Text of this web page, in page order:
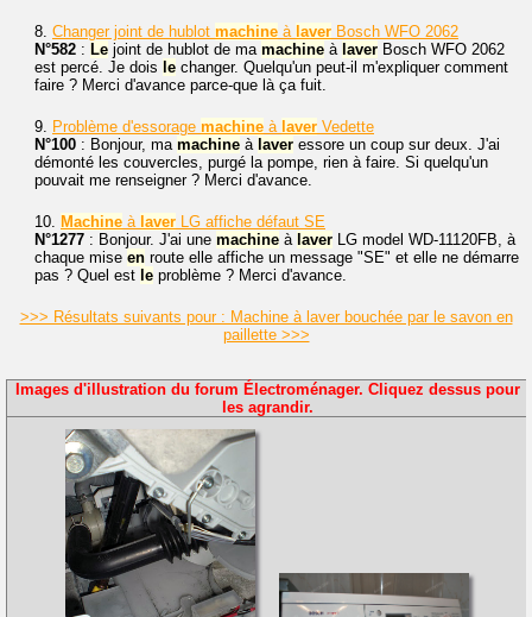
8. Changer joint de hublot machine à laver Bosch WFO 2062
N°582 : Le joint de hublot de ma machine à laver Bosch WFO 2062
est percé. Je dois le changer. Quelqu'un peut-il m'expliquer comment
faire ? Merci d'avance parce-que là ça fuit.
9. Problème d'essorage machine à laver Vedette
N°100 : Bonjour, ma machine à laver essore un coup sur deux. J'ai
démonté les couvercles, purgé la pompe, rien à faire. Si quelqu'un
pouvait me renseigner ? Merci d'avance.
10. Machine à laver LG affiche défaut SE
N°1277 : Bonjour. J'ai une machine à laver LG model WD-11120FB, à
chaque mise en route elle affiche un message "SE" et elle ne démarre
pas ? Quel est le problème ? Merci d'avance.
>>> Résultats suivants pour : Machine à laver bouchée par le savon en
paillette >>>
Images d'illustration du forum Électroménager. Cliquez dessus pour
les agrandir.